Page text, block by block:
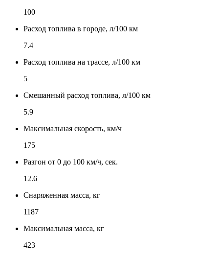
100
Расход топлива в городе, л/100 км
7.4
Расход топлива на трассе, л/100 км
5
Смешанный расход топлива, л/100 км
5.9
Максимальная скорость, км/ч
175
Разгон от 0 до 100 км/ч, сек.
12.6
Снаряженная масса, кг
1187
Максимальная масса, кг
423